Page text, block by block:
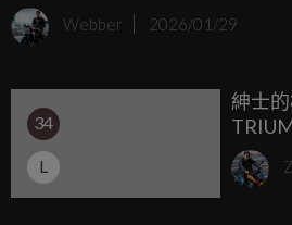
（Stoppie）」進彎畫面。這位土耳
在 2026 年正式轉戰 MotoGP，加盟
媒體上傳了一段令人瞠目結舌的訓
天賦不僅限於兩輪摩托車，連四輪
聽話。
Webber 2026/01/29
34
L
紳士
1200
球限量